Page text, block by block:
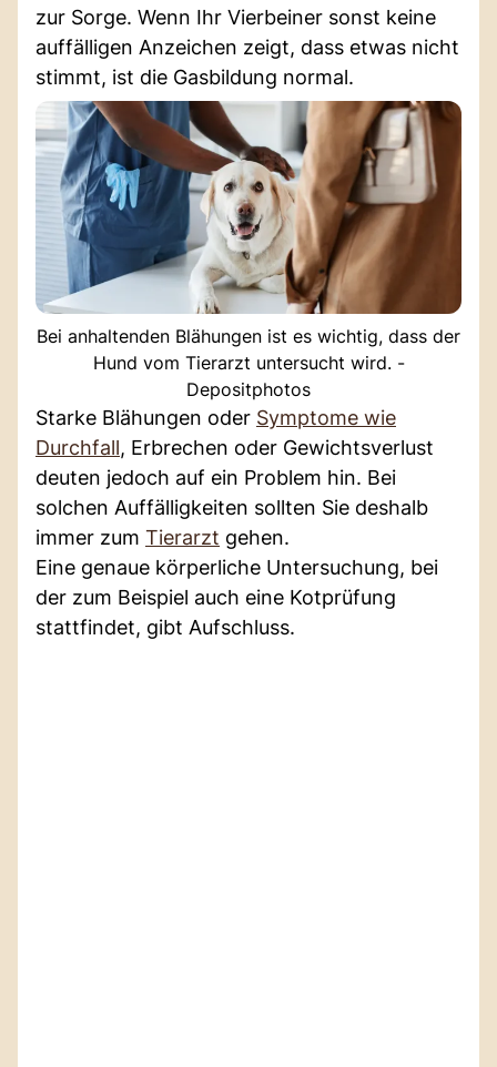
zur Sorge. Wenn Ihr Vierbeiner sonst keine
auffälligen Anzeichen zeigt, dass etwas nicht
stimmt, ist die Gasbildung normal.
Bei anhaltenden Blähungen ist es wichtig, dass der
Hund vom Tierarzt untersucht wird. -
Depositphotos
Starke Blähungen oder Symptome wie
Durchfall, Erbrechen oder Gewichtsverlust
deuten jedoch auf ein Problem hin. Bei
solchen Auffälligkeiten sollten Sie deshalb
immer zum Tierarzt gehen.
Eine genaue körperliche Untersuchung, bei
der zum Beispiel auch eine Kotprüfung
stattfindet, gibt Aufschluss.